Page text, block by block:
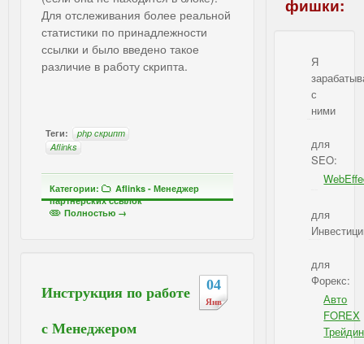
Для отслеживания более реальной
статистики по принадлежности
ссылки и было введено такое
различие в работу скрипта.
Теги:
php скрипт
Aflinks
Категории:
Aflinks - Менеджер
партнерских ссылок
Полностью →
04
Янв
Инструкция по работе
с Менеджером
фишки:
Я
с
ними
для
SEO:
для
для
Форекс:
Авто
FOREX